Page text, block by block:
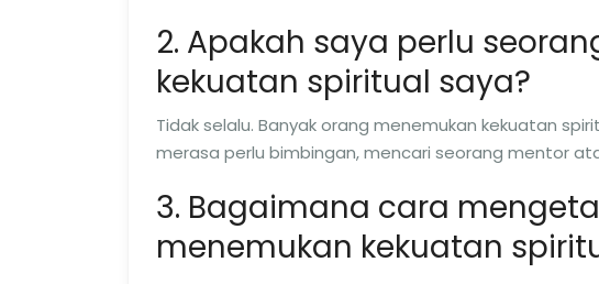
2. Apakah saya perlu
kekuatan spiritual saya?
Tidak selalu. Banyak orang menemukan kekuatan
merasa perlu bimbingan, mencari seorang mentor
3. Bagaimana cara
menemukan kekuatan